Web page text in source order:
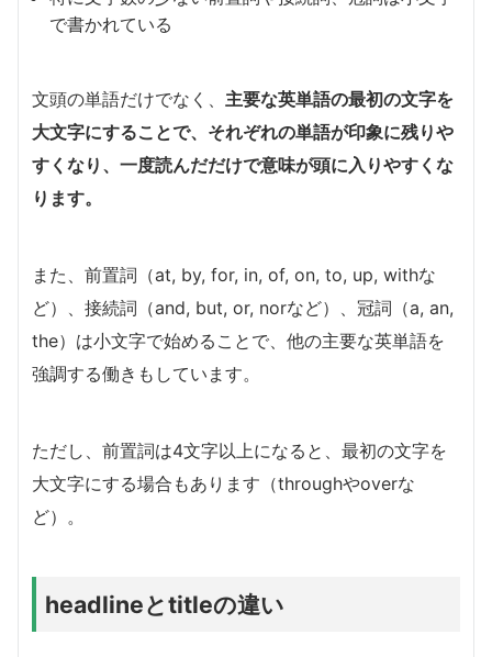
で書かれている
文頭の単語だけでなく、 主要な英単語の最初の文字を
大文字にすることで、それぞれの単語が印象に残りや
すくなり、一度読んだだけで意味が頭に入りやすくな
ります。
また、前置詞（at, by, for, in, of, on, to, up, withな
ど）、接続詞（and, but, or, norなど）、冠詞（a, an,
the）は小文字で始めることで、他の主要な英単語を
強調する働きもしています。
ただし、前置詞は4文字以上になると、最初の文字を
大文字にする場合もあります（throughやoverな
ど）。
headlineとtitleの違い